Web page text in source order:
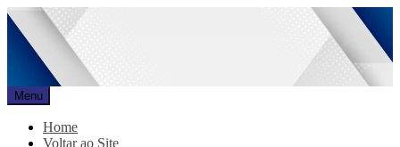
Pular
para
conteúdo
Promar
Blog
Menu
Home
Voltar ao Site